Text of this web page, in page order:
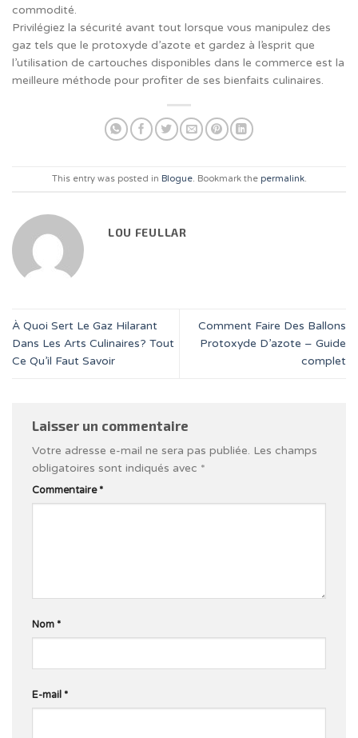
commodité.
Privilégiez la sécurité avant tout lorsque vous manipulez des
gaz tels que le protoxyde d’azote et gardez à l’esprit que
l’utilisation de cartouches disponibles dans le commerce est la
meilleure méthode pour profiter de ses bienfaits culinaires.
This entry was posted in Blogue. Bookmark the permalink.
LOU FEULLAR
À Quoi Sert Le Gaz Hilarant
Dans Les Arts Culinaires? Tout
Ce Qu’il Faut Savoir
Comment Faire Des Ballons
Protoxyde D’azote – Guide
complet
Laisser un commentaire
Votre adresse e-mail ne sera pas publiée. Les champs
obligatoires sont indiqués avec *
Commentaire *
Nom *
E-mail *